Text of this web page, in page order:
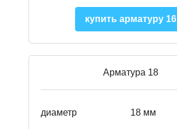
купить арматуру 16
Арматура 18
диаметр 18 мм